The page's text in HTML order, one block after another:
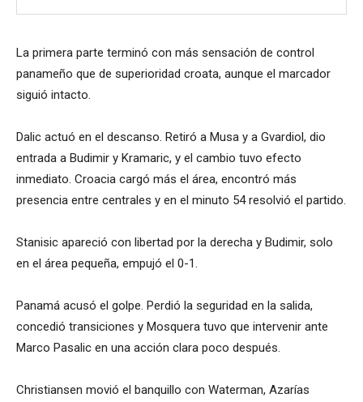
La primera parte terminó con más sensación de control
panameño que de superioridad croata, aunque el marcador
siguió intacto.
Dalic actuó en el descanso. Retiró a Musa y a Gvardiol, dio
entrada a Budimir y Kramaric, y el cambio tuvo efecto
inmediato. Croacia cargó más el área, encontró más
presencia entre centrales y en el minuto 54 resolvió el partido.
Stanisic apareció con libertad por la derecha y Budimir, solo
en el área pequeña, empujó el 0-1.
Panamá acusó el golpe. Perdió la seguridad en la salida,
concedió transiciones y Mosquera tuvo que intervenir ante
Marco Pasalic en una acción clara poco después.
Christiansen movió el banquillo con Waterman, Azarías